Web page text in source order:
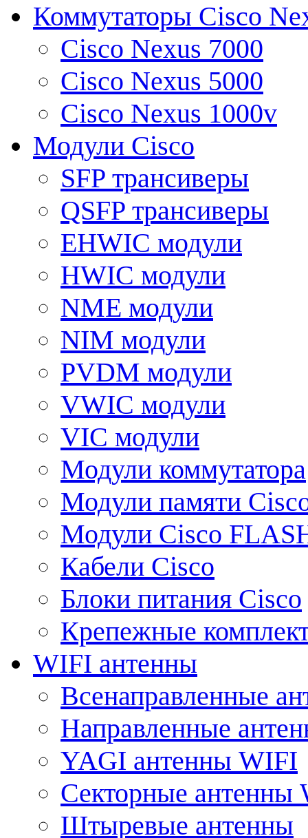
Коммутаторы Cisco
Cisco Nexus 7000
Cisco Nexus 5000
Cisco Nexus 1000v
Модули Cisco
SFP трансиверы
QSFP трансиверы
EHWIC модули
HWIC модули
NME модули
NIM модули
PVDM модули
VWIC модули
VIC модули
Модули коммутатора
Модули памяти
Модули Cisco
Кабели Cisco
Блоки питания Cisco
Крепежные
WIFI антенны
Всенаправленные
Направленные
YAGI антенны WIFI
Секторные антенны
Штыревые антенны